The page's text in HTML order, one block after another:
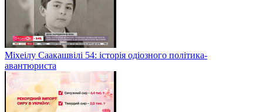
Міхеілу Саакашвілі 54: історія одіозного політика-
авантюриста